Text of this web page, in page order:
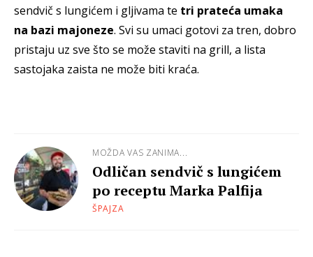
sendvič s lungićem i gljivama te tri prateća umaka
na bazi majoneze. Svi su umaci gotovi za tren, dobro
pristaju uz sve što se može staviti na grill, a lista
sastojaka zaista ne može biti kraća.
MOŽDA VAS ZANIMA...
Odličan sendvič s lungićem
po receptu Marka Palfija
ŠPAJZA